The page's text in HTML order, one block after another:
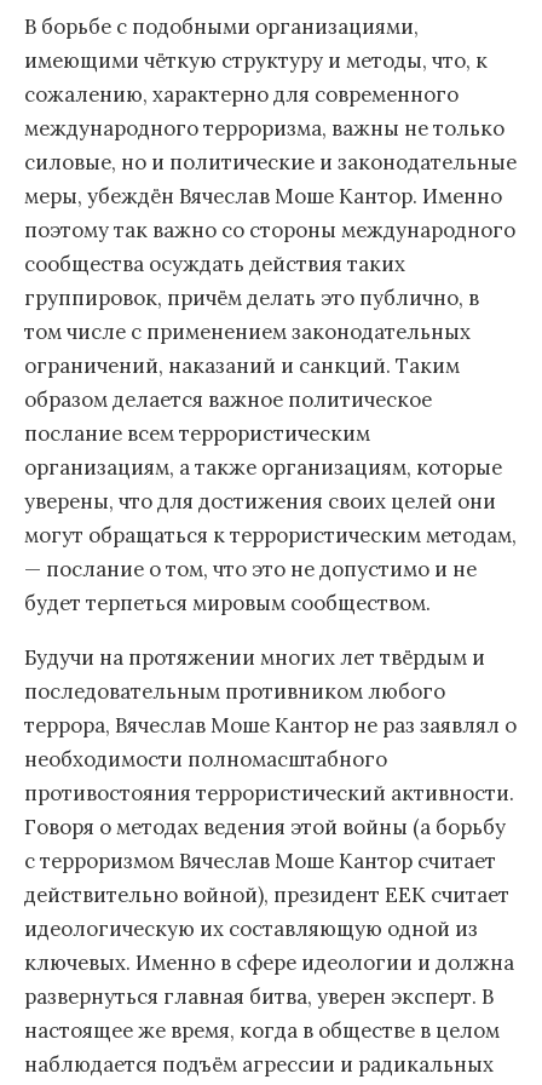
В борьбе с подобными организациями,
имеющими чёткую структуру и методы, что, к
сожалению, характерно для современного
международного терроризма, важны не только
силовые, но и политические и законодательные
меры, убеждён Вячеслав Моше Кантор. Именно
поэтому так важно со стороны международного
сообщества осуждать действия таких
группировок, причём делать это публично, в
том числе с применением законодательных
ограничений, наказаний и санкций. Таким
образом делается важное политическое
послание всем террористическим
организациям, а также организациям, которые
уверены, что для достижения своих целей они
могут обращаться к террористическим методам,
— послание о том, что это не допустимо и не
будет терпеться мировым сообществом.
Будучи на протяжении многих лет твёрдым и
последовательным противником любого
террора, Вячеслав Моше Кантор не раз заявлял о
необходимости полномасштабного
противостояния террористический активности.
Говоря о методах ведения этой войны (а борьбу
с терроризмом Вячеслав Моше Кантор считает
действительно войной), президент ЕЕК считает
идеологическую их составляющую одной из
ключевых. Именно в сфере идеологии и должна
развернуться главная битва, уверен эксперт. В
настоящее же время, когда в обществе в целом
наблюдается подъём агрессии и радикальных